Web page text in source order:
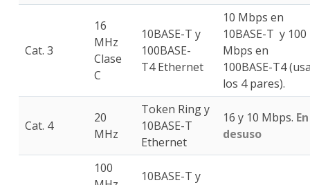
Cat. 3
16
MHz
Clase
C
10BASE-T y
100BASE-
T4 Ethernet
10 Mbps en
10BASE-T y 100
Mbps en
100BASE-T4
los 4 pares).
Cat. 4
20
MHz
Token Ring y
10BASE-T
Ethernet
16 y 10 Mbps. En
desuso
100
10BASE-T y